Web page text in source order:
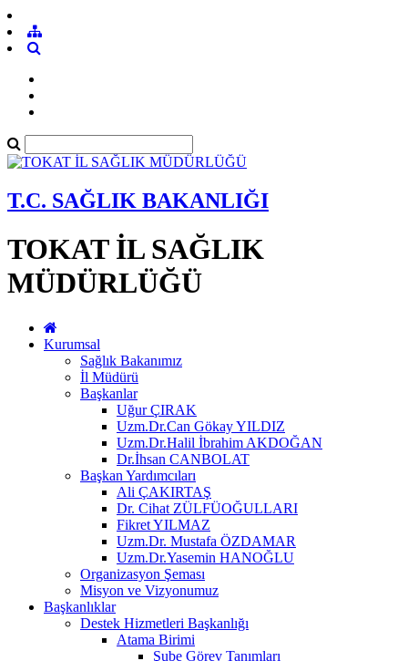
T.C. SAĞLIK BAKANLIĞI
TOKAT İL SAĞLIK
MÜDÜRLÜĞÜ
Kurumsal
Sağlık Bakanımız
İl Müdürü
Başkanlar
Uğur ÇIRAK
Uzm.Dr.Can Gökay YILDIZ
Uzm.Dr.Halil İbrahim AKDOĞAN
Dr.İhsan CANBOLAT
Başkan Yardımcıları
Ali ÇAKIRTAŞ
Dr. Cihat ZÜLFÜOĞULLARI
Fikret YILMAZ
Uzm.Dr. Mustafa ÖZDAMAR
Uzm.Dr.Yasemin HANOĞLU
Organizasyon Şeması
Misyon ve Vizyonumuz
Başkanlıklar
Destek Hizmetleri Başkanlığı
Atama Birimi
Şube Görev Tanımları